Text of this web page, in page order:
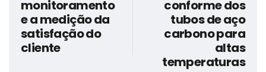
monitoramento
e a medição da
satisfação do
cliente
conforme dos
tubos de aço
carbono para
altas
temperaturas